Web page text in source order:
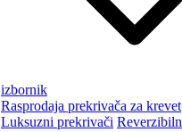
izbornik
Rasprodaja prekrivača za krevet
Luksuzni prekrivači